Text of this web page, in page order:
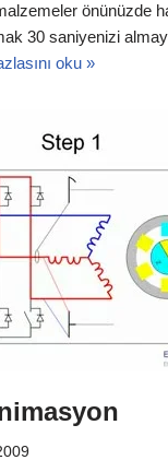
önünüzde
30 saniyenizi
oku »